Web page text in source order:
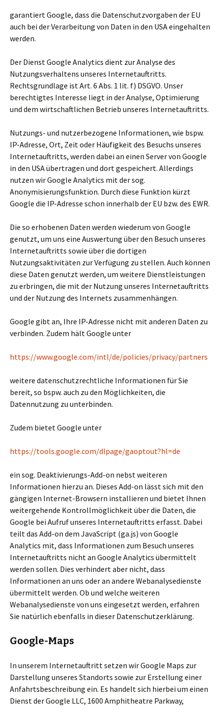
garantiert Google, dass die Datenschutzvorgaben der EU
auch bei der Verarbeitung von Daten in den USA eingehalten
werden.
Der Dienst Google Analytics dient zur Analyse des
Nutzungsverhaltens unseres Internetauftritts.
Rechtsgrundlage ist Art. 6 Abs. 1 lit. f) DSGVO. Unser
berechtigtes Interesse liegt in der Analyse, Optimierung
und dem wirtschaftlichen Betrieb unseres Internetauftritts.
Nutzungs- und nutzerbezogene Informationen, wie bspw.
IP-Adresse, Ort, Zeit oder Häufigkeit des Besuchs unseres
Internetauftritts, werden dabei an einen Server von Google
in den USA übertragen und dort gespeichert. Allerdings
nutzen wir Google Analytics mit der sog.
Anonymisierungsfunktion. Durch diese Funktion kürzt
Google die IP-Adresse schon innerhalb der EU bzw. des EWR.
Die so erhobenen Daten werden wiederum von Google
genutzt, um uns eine Auswertung über den Besuch unseres
Internetauftritts sowie über die dortigen
Nutzungsaktivitäten zur Verfügung zu stellen. Auch können
diese Daten genutzt werden, um weitere Dienstleistungen
zu erbringen, die mit der Nutzung unseres Internetauftritts
und der Nutzung des Internets zusammenhängen.
Google gibt an, Ihre IP-Adresse nicht mit anderen Daten zu
verbinden. Zudem hält Google unter
https://www.google.com/intl/de/policies/privacy/partners
weitere datenschutzrechtliche Informationen für Sie
bereit, so bspw. auch zu den Möglichkeiten, die
Datennutzung zu unterbinden.
Zudem bietet Google unter
https://tools.google.com/dlpage/gaoptout?hl=de
ein sog. Deaktivierungs-Add-on nebst weiteren
Informationen hierzu an. Dieses Add-on lässt sich mit den
gängigen Internet-Browsern installieren und bietet Ihnen
weitergehende Kontrollmöglichkeit über die Daten, die
Google bei Aufruf unseres Internetauftritts erfasst. Dabei
teilt das Add-on dem JavaScript (ga.js) von Google
Analytics mit, dass Informationen zum Besuch unseres
Internetauftritts nicht an Google Analytics übermittelt
werden sollen. Dies verhindert aber nicht, dass
Informationen an uns oder an andere Webanalysedienste
übermittelt werden. Ob und welche weiteren
Webanalysedienste von uns eingesetzt werden, erfahren
Sie natürlich ebenfalls in dieser Datenschutzerklärung.
Google-Maps
In unserem Internetauftritt setzen wir Google Maps zur
Darstellung unseres Standorts sowie zur Erstellung einer
Anfahrtsbeschreibung ein. Es handelt sich hierbei um einen
Dienst der Google LLC, 1600 Amphitheatre Parkway,